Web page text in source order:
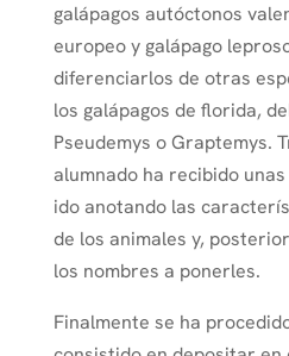
galápagos autóctonos
europeo y galápago
diferenciarlos de otras
los galápagos de florida,
Pseudemys o Graptemys.
alumnado ha recibido
ido anotando las
de los animales y,
los nombres a ponerles.
Finalmente se ha